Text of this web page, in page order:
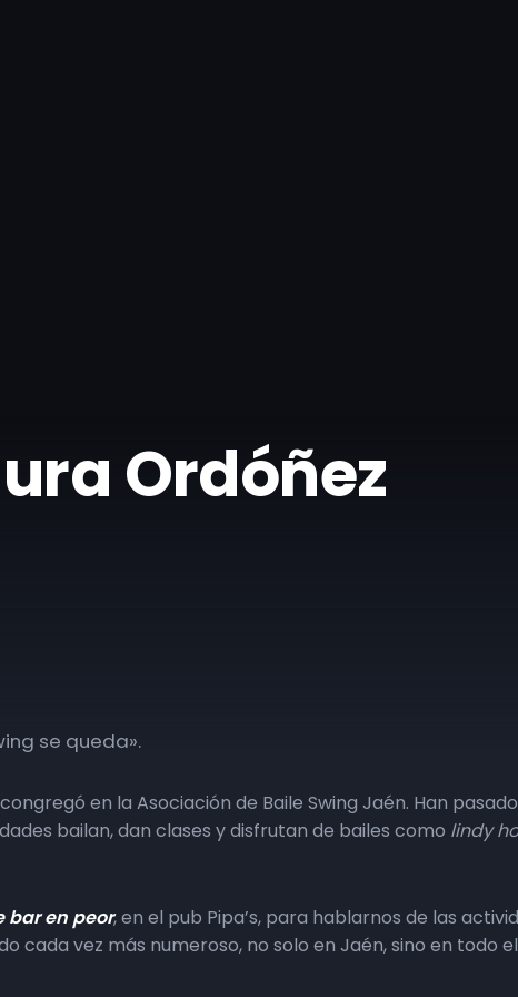
Ordóñez
se queda».
en la Asociación de Baile Swing Jaén. Han
bailan, dan clases y disfrutan de bailes como lindy
bar en peor, en el pub Pipa’s, para hablarnos de las
cada vez más numeroso, no solo en Jaén, sino en todo